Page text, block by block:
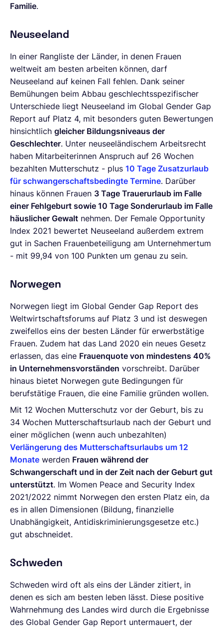
Familie.
Neuseeland
In einer Rangliste der Länder, in denen Frauen
weltweit am besten arbeiten können, darf
Neuseeland auf keinen Fall fehlen. Dank seiner
Bemühungen beim Abbau geschlechtsspezifischer
Unterschiede liegt Neuseeland im Global Gender Gap
Report auf Platz 4, mit besonders guten Bewertungen
hinsichtlich gleicher Bildungsniveaus der
Geschlechter. Unter neuseeländischem Arbeitsrecht
haben Mitarbeiterinnen Anspruch auf 26 Wochen
bezahlten Mutterschutz - plus 10 Tage Zusatzurlaub
für schwangerschaftsbedingte Termine. Darüber
hinaus können Frauen 3 Tage Trauerurlaub im Falle
einer Fehlgeburt sowie 10 Tage Sonderurlaub im Falle
häuslicher Gewalt nehmen. Der Female Opportunity
Index 2021 bewertet Neuseeland außerdem extrem
gut in Sachen Frauenbeteiligung am Unternehmertum
- mit 99,94 von 100 Punkten um genau zu sein.
Norwegen
Norwegen liegt im Global Gender Gap Report des
Weltwirtschaftsforums auf Platz 3 und ist deswegen
zweifellos eins der besten Länder für erwerbstätige
Frauen. Zudem hat das Land 2020 ein neues Gesetz
erlassen, das eine Frauenquote von mindestens 40%
in Unternehmensvorständen vorschreibt. Darüber
hinaus bietet Norwegen gute Bedingungen für
berufstätige Frauen, die eine Familie gründen wollen.
Mit 12 Wochen Mutterschutz vor der Geburt, bis zu
34 Wochen Mutterschaftsurlaub nach der Geburt und
einer möglichen (wenn auch unbezahlten)
Verlängerung des Mutterschaftsurlaubs um 12
Monate werden Frauen während der
Schwangerschaft und in der Zeit nach der Geburt gut
unterstützt. Im Women Peace and Security Index
2021/2022 nimmt Norwegen den ersten Platz ein, da
es in allen Dimensionen (Bildung, finanzielle
Unabhängigkeit, Antidiskriminierungsgesetze etc.)
gut abschneidet.
Schweden
Schweden wird oft als eins der Länder zitiert, in
denen es sich am besten leben lässt. Diese positive
Wahrnehmung des Landes wird durch die Ergebnisse
des Global Gender Gap Report untermauert, der